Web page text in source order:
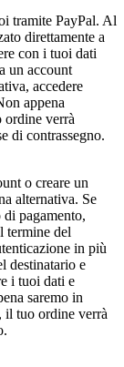
tramite PayPal. Al
direttamente a
con i tuoi dati
un account
accedere
appena
ordine verrà
di contrassegno.
o creare un
alternativa. Se
pagamento,
termine del
in più
destinatario e
i tuoi dati e
saremo in
il tuo ordine verrà